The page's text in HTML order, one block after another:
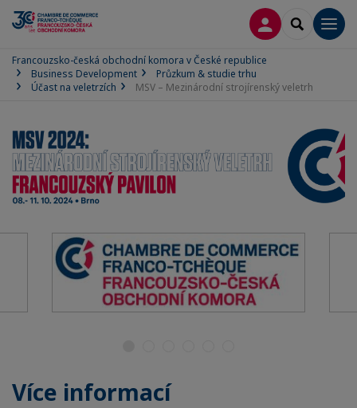
PŘIPOJIT SE
SEARCH
Francouzsko-česká obchodní komora v České republice
Business Development
Průzkum & studie trhu
Účast na veletrzích
MSV – Mezinárodní strojírenský veletrh
Více informací